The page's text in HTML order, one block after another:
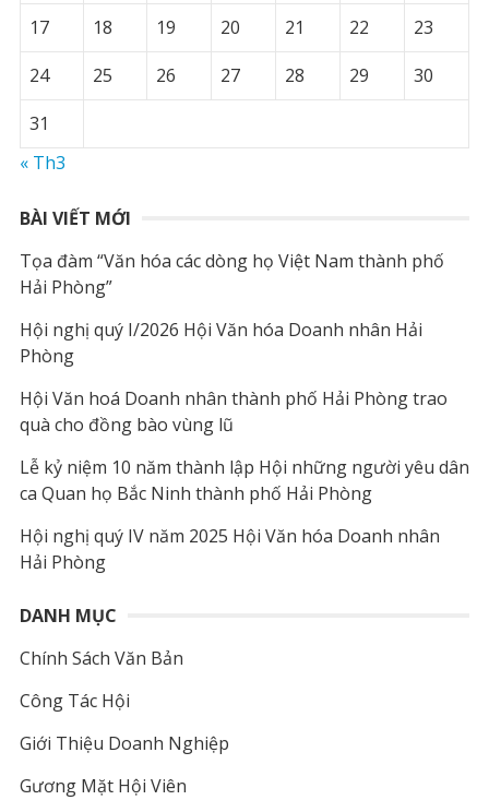
17
18 19 20 21 22
23
24
25 26 27 28 29
30
31
« Th3
BÀI VIẾT MỚI
Tọa đàm “Văn hóa các dòng họ Việt Nam thành phố
Hải Phòng”
Hội nghị quý I/2026 Hội Văn hóa Doanh nhân Hải
Phòng
Hội Văn hoá Doanh nhân thành phố Hải Phòng trao
quà cho đồng bào vùng lũ
Lễ kỷ niệm 10 năm thành lập Hội những người yêu dân
ca Quan họ Bắc Ninh thành phố Hải Phòng
Hội nghị quý IV năm 2025 Hội Văn hóa Doanh nhân
Hải Phòng
DANH MỤC
Chính Sách Văn Bản
Công Tác Hội
Giới Thiệu Doanh Nghiệp
Gương Mặt Hội Viên